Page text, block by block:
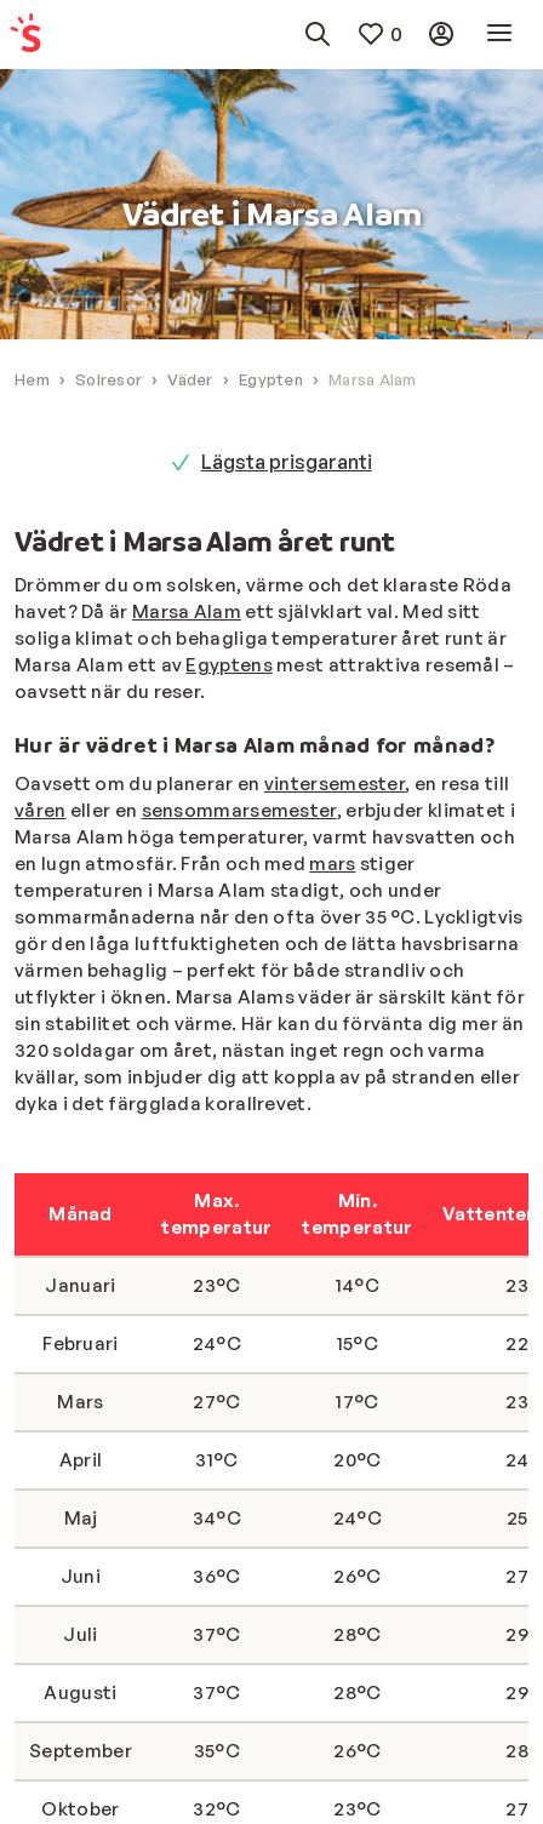
0
Vädret i Marsa Alam
Hem Solresor Väder Egypten Marsa Alam
Lägsta prisgaranti
Vädret i Marsa Alam året runt
Drömmer du om solsken, värme och det klaraste Röda
havet? Då är Marsa Alam ett självklart val. Med sitt
soliga klimat och behagliga temperaturer året runt är
Marsa Alam ett av Egyptensmest attraktiva resemål –
oavsett när du reser.
Hur är vädret i Marsa Alam månad for månad?
Oavsett om du planerar en vintersemester, en resa till
våren eller en sensommarsemester, erbjuder klimatet i
Marsa Alam höga temperaturer, varmt havsvatten och
en lugn atmosfär. Från och med mars stiger
temperaturen i Marsa Alam stadigt, och under
sommarmånaderna når den ofta över 35 °C. Lyckligtvis
gör den låga luftfuktigheten och de lätta havsbrisarna
värmen behaglig – perfekt för både strandliv och
utflykter i öknen. Marsa Alams väder är särskilt känt för
sin stabilitet och värme. Här kan du förvänta dig mer än
320 soldagar om året, nästan inget regn och varma
kvällar, som inbjuder dig att koppla av på stranden eller
dyka i det färgglada korallrevet.
Månad
Max.
temperatur
Min.
temperatur
Januari 23°C 14°C
Februari 24°C 15°C
Mars 27°C 17°C
April 31°C 20°C
Maj 34°C 24°C
Juni 36°C 26°C
Juli 37°C 28°C
Augusti 37°C 28°C
September 35°C 26°C
Oktober 32°C 23°C